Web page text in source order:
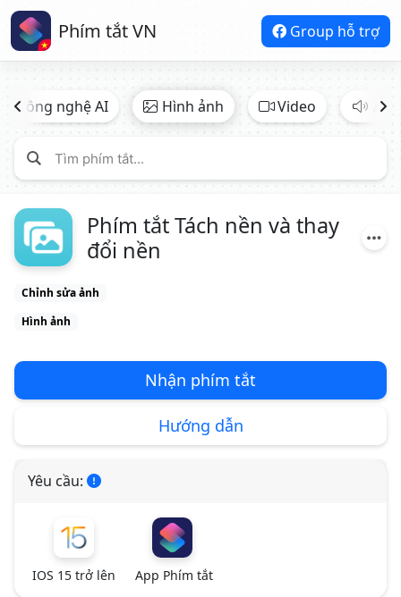
Phím tắt VN Group hỗ trợ
Công nghệ AI Hình ảnh Video
Phím tắt Tách nền và thay
đổi nền
Chỉnh sửa ảnh
Hình ảnh
Nhận phím tắt
Hướng dẫn
Yêu cầu:
IOS 15 trở lên App Phím tắt